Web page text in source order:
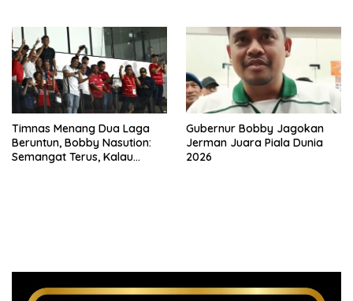
Timnas Menang Dua Laga
Beruntun, Bobby Nasution:
Semangat Terus, Kalau
Gubernur Bobby Jagokan
Jerman Juara Piala Dunia
2026